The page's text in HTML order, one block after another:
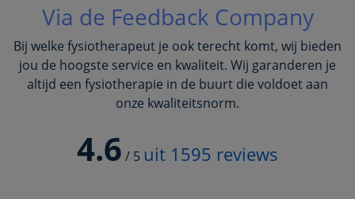
Via de Feedback Company
Bij welke fysiotherapeut je ook terecht komt, wij bieden
jou de hoogste service en kwaliteit. Wij garanderen je
altijd een fysiotherapie in de buurt die voldoet aan
onze kwaliteitsnorm.
4.6 / 5 uit 1595 reviews